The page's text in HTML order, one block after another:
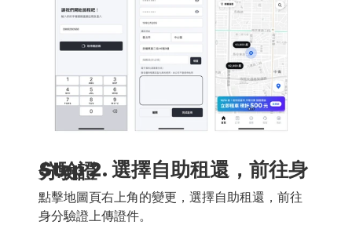
Step 2. 選擇自助租還，前往身分驗證
點擊地圖頁右上角的變更，選擇自助租還，前往
身分驗證上傳證件。